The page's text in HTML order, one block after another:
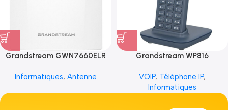
Grandstream GWN7660ELR
Informatiques, Antenne
Grandstream WP816
VOIP, Téléphone IP,
Informatiques